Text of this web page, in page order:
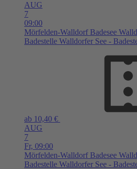
AUG
7
09:00
Mörfelden-Walldorf Badesee
Badestelle Walldorfer See -
ab 10,40 €
AUG
7
Fr, 09:00
Mörfelden-Walldorf Badesee
Badestelle Walldorfer See -